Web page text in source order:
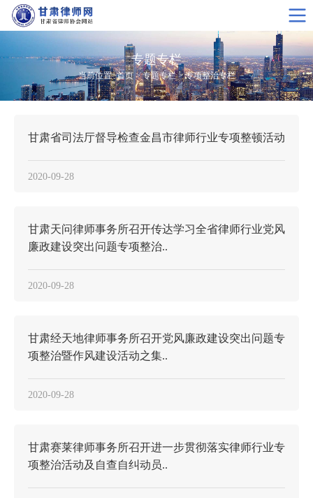
专题专栏
当前位置>首页>专题专栏>专项整治专栏
甘肃省司法厅督导检查金昌市律师行业专项整顿活动
2020-09-28
甘肃天问律师事务所召开传达学习全省律师行业党风
廉政建设突出问题专项整治..
2020-09-28
甘肃经天地律师事务所召开党风廉政建设突出问题专
项整治暨作风建设活动之集..
2020-09-28
甘肃赛莱律师事务所召开进一步贯彻落实律师行业专
项整治活动及自查自纠动员..